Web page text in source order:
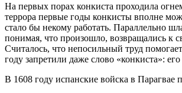
На первых порах конкиста проходила
террора первые годы конкисты вполне
стало бы некому работать. Параллельно
понимая, что произошло, возвращались к
Считалось, что непосильный труд
году запретили даже слово «конкиста»:
В 1608 году испанские войска в